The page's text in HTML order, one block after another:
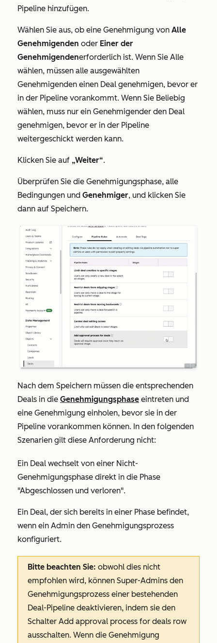
Pipeline hinzufügen.
Wählen Sie aus, ob eine Genehmigung von Alle
Genehmigenden oder Einer der
Genehmigendenerforderlich ist. Wenn Sie Alle
wählen, müssen alle ausgewählten
Genehmigenden einen Deal genehmigen, bevor er
in der Pipeline vorankommt. Wenn Sie Beliebig
wählen, muss nur ein Genehmigender den Deal
genehmigen, bevor er in der Pipeline
weitergeschickt werden kann.
Klicken Sie auf „Weiter“.
Überprüfen Sie die Genehmigungsphase, alle
Bedingungen und Genehmiger, und klicken Sie
dann auf Speichern.
Nach dem Speichern müssen die entsprechenden
Deals in die Genehmigungsphase eintreten und
eine Genehmigung einholen, bevor sie in der
Pipeline vorankommen können. In den folgenden
Szenarien gilt diese Anforderung nicht:
Ein Deal wechselt von einer Nicht-
Genehmigungsphase direkt in die Phase
"Abgeschlossen und verloren".
Ein Deal, der sich bereits in einer Phase befindet,
wenn ein Admin den Genehmigungsprozess
konfiguriert.
Bitte beachten Sie: obwohl dies nicht
empfohlen wird, können Super-Admins den
Genehmigungsprozess einer bestehenden
Deal-Pipeline deaktivieren, indem sie den
Schalter Add approval process for deals row
ausschalten. Wenn die Genehmigung